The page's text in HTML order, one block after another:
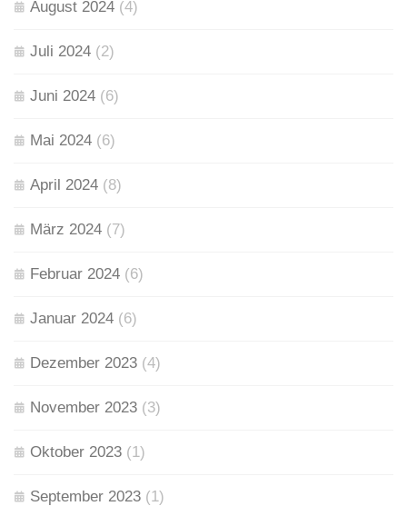
August 2024 (4)
Juli 2024 (2)
Juni 2024 (6)
Mai 2024 (6)
April 2024 (8)
März 2024 (7)
Februar 2024 (6)
Januar 2024 (6)
Dezember 2023 (4)
November 2023 (3)
Oktober 2023 (1)
September 2023 (1)